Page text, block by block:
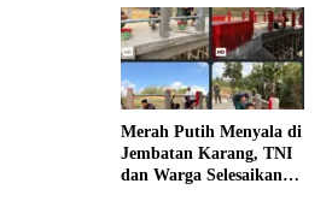
Merah Putih Menyala di
Jembatan Karang, TNI
dan Warga Selesaikan